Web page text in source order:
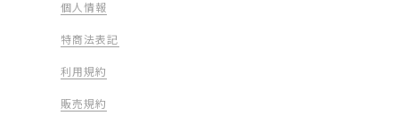
個人情報
特商法表記
利用規約
販売規約